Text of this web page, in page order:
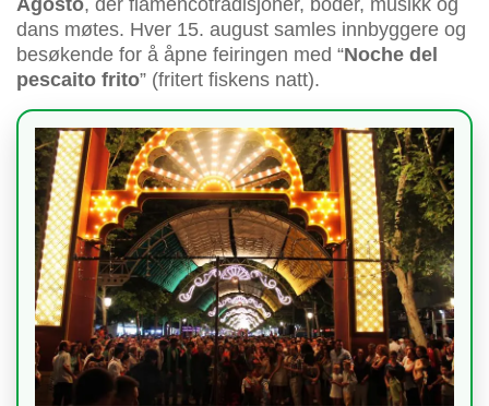
dans møtes. Hver 15. august samles innbyggere og
besøkende for å åpne feiringen med “Noche del
pescaito frito” (fritert fiskens natt).